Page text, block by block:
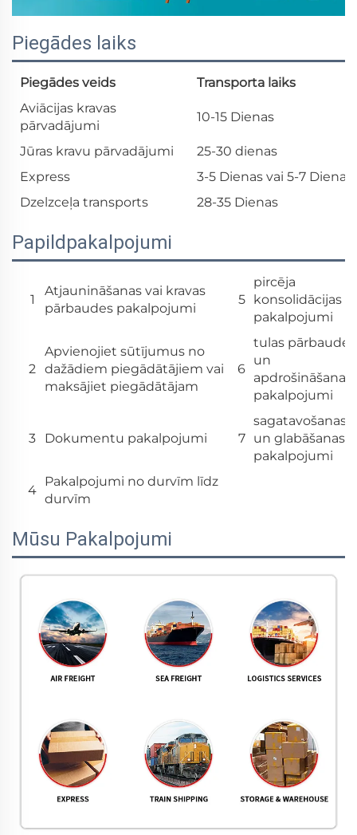
Piegādes laiks
Piegādes veids
Transporta laiks
Aviācijas kravas
pārvadājumi
10-15 Dienas
Jūras kravu pārvadājumi
25-30 dienas
Express
3-5 Dienas vai 5-7 Dienas
Dzelzceļa transports
28-35 Dienas
Papildpakalpojumi
1
Atjaunināšanas vai kravas
pārbaudes pakalpojumi
5
pircēja
konsolidācijas
pakalpojumi
2
Apvienojiet sūtījumus no
dažādiem piegādātājiem vai
maksājiet piegādātājam
6
tulas pārbaude
un
apdrošināšanas
pakalpojumi
3 Dokumentu pakalpojumi 7
sagatavošanas
un glabāšanas
pakalpojumi
4
Pakalpojumi no durvīm līdz
durvīm
Mūsu Pakalpojumi